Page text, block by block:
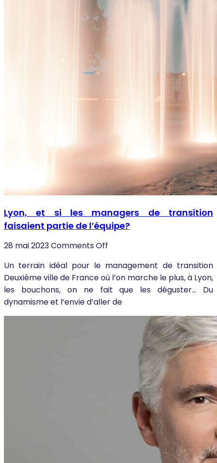
Lyon, et si les managers de transition
faisaient partie de l’équipe?
28 mai 2023Comments Off
Un terrain idéal pour le management de transition
Deuxième ville de France où l’on marche le plus, à Lyon,
les bouchons, on ne fait que les déguster… Du
dynamisme et l’envie d’aller de